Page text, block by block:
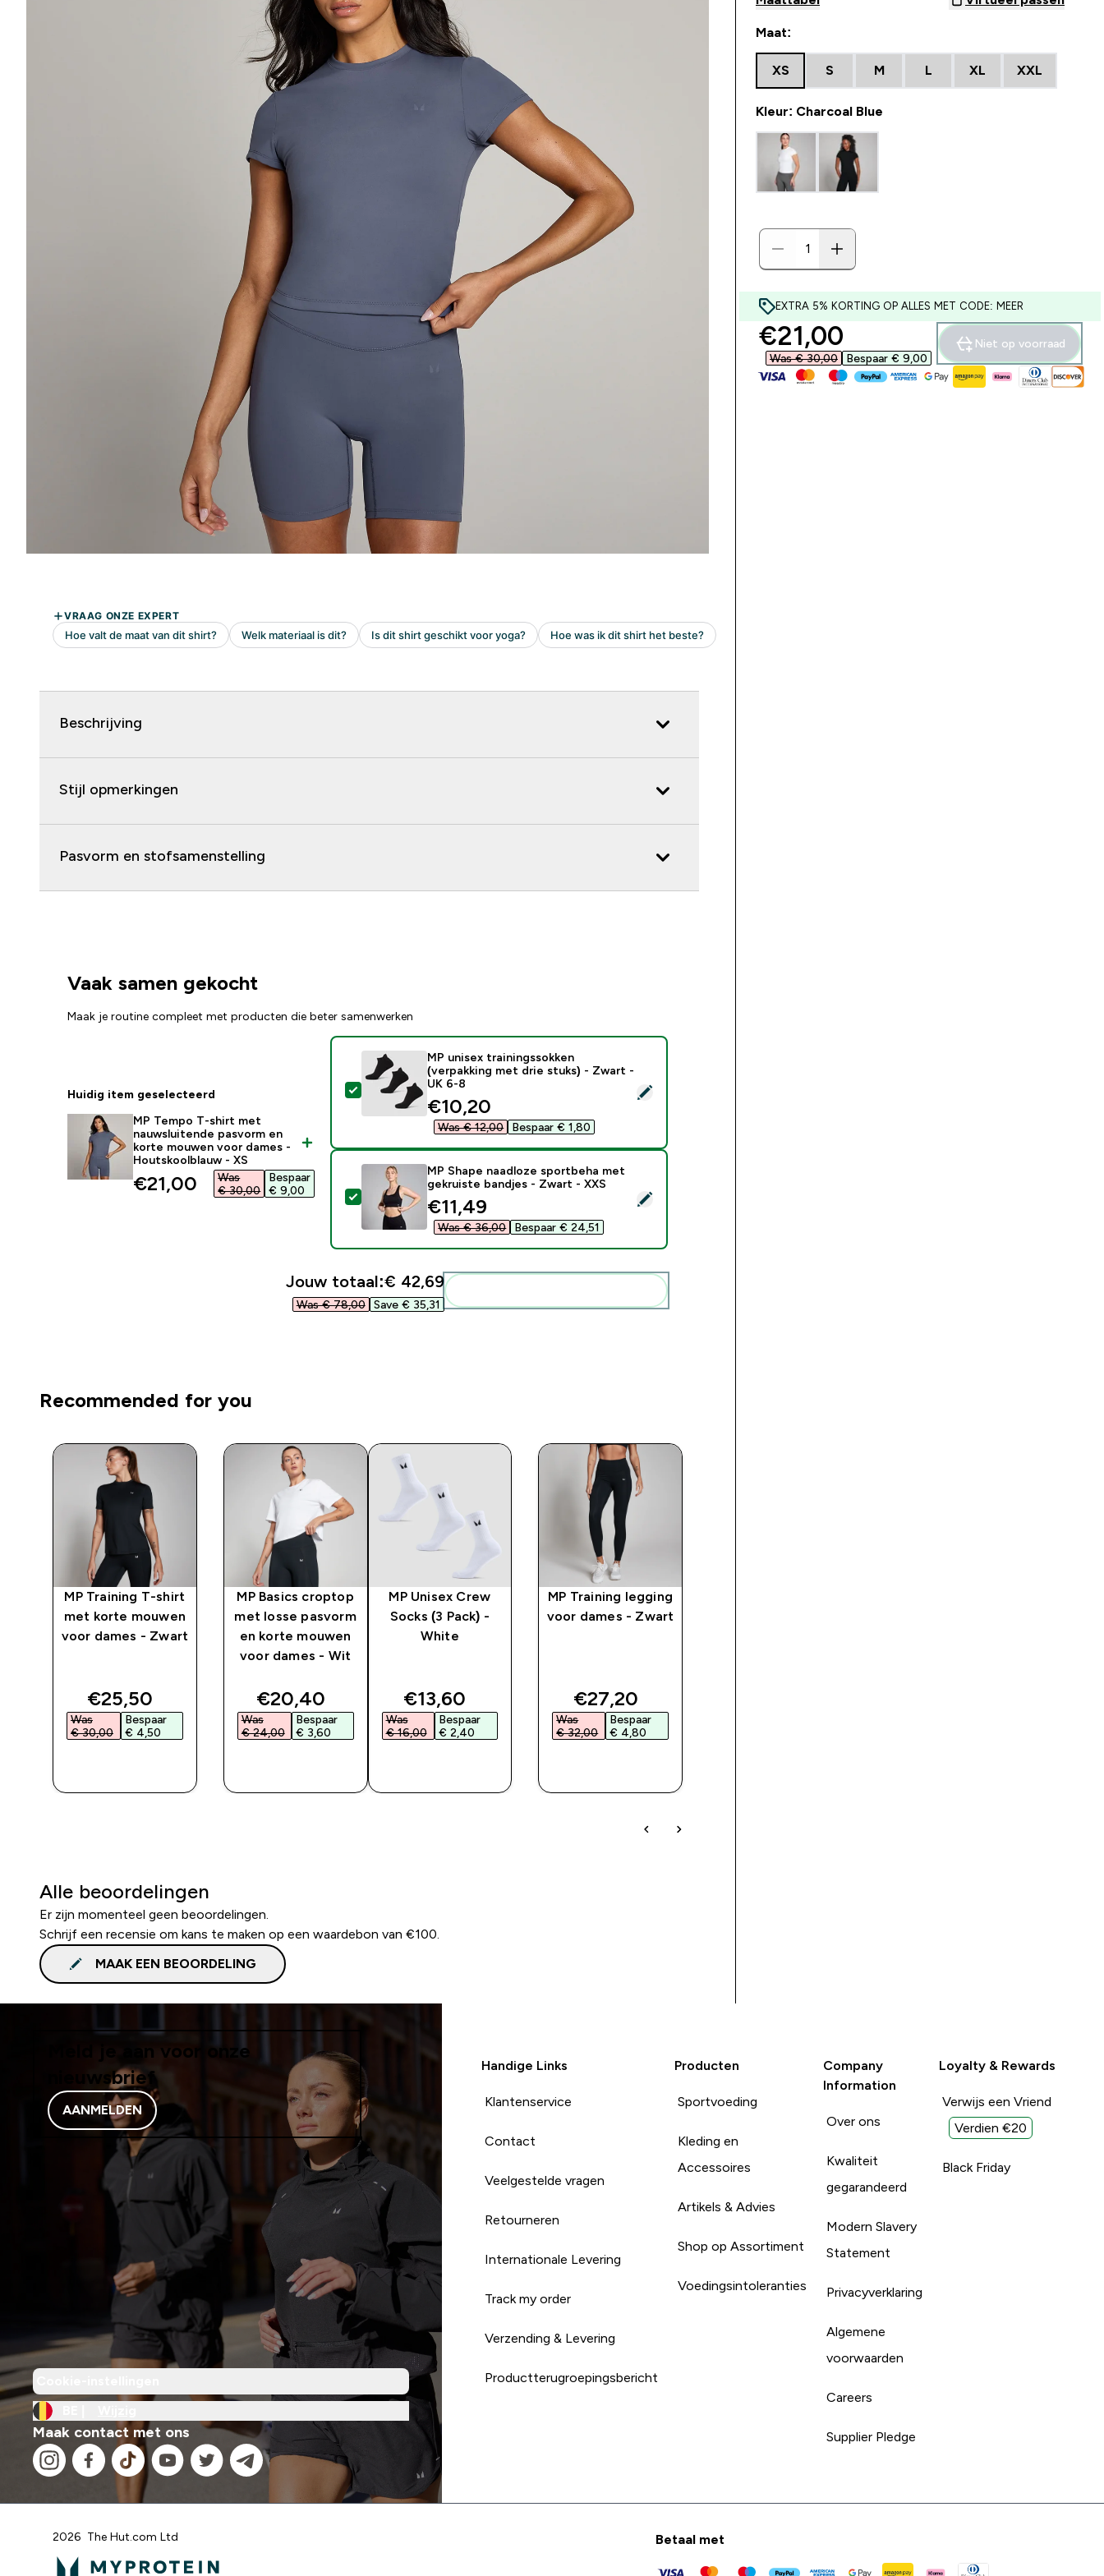
Beschrijving
Stijl opmerkingen
Pasvorm en stofsamenstelling
Vaak samen gekocht
Maak je routine compleet met producten die beter samenwerken
Huidig item geselecteerd
MP Tempo T-shirt met
nauwsluitende pasvorm en
korte mouwen voor dames -
Houtskoolblauw - XS
discounted price
€21,00‎
Was
€ 30,00‎
Bespaar
€ 9,00‎
Selecteer dit product - MP unisex trainingssokken (verpakking met drie stuks) - Zwart - UK 6-8
MP unisex trainingssokken
(verpakking met drie stuks) - Zwart -
UK 6-8
discounted price
€10,20‎
Was € 12,00‎ Bespaar € 1,80‎
Selecteer dit product - MP Shape naadloze sportbeha met gekruiste bandjes - Zwart - XXS
MP Shape naadloze sportbeha met
gekruiste bandjes - Zwart - XXS
discounted price
€11,49‎
Was € 36,00‎ Bespaar € 24,51‎
Jouw totaal:€ 42,69‎
Was € 78,00‎ Save € 35,31‎
Recommended for you
MP Training T-shirt
met korte mouwen
voor dames - Zwart
discounted price
€25,50‎
Was
€ 30,00‎
Bespaar
€ 4,50‎
MP Basics croptop
met losse pasvorm
en korte mouwen
voor dames - Wit
discounted price
€20,40‎
Was
€ 24,00‎
Bespaar
€ 3,60‎
MP Unisex Crew
Socks (3 Pack) -
White
discounted price
€13,60‎
Was
€ 16,00‎
Bespaar
€ 2,40‎
MP Training legging
voor dames - Zwart
discounted price
€27,20‎
Was
€ 32,00‎
Bespaar
€ 4,80‎
Alle beoordelingen
Er zijn momenteel geen beoordelingen.
Schrijf een recensie om kans te maken op een waardebon van €100.
MAAK EEN BEOORDELING
Maat:
XS S M L XL XXL
Kleur: Charcoal Blue
EXTRA 5% KORTING OP ALLES MET CODE: MEER
discounted price
€21,00‎
Was € 30,00‎ Bespaar € 9,00‎
Niet op voorraad
Meld je aan voor onze
nieuwsbrief
AANMELDEN
Maak contact met ons
Handige Links
Klantenservice
Contact
Veelgestelde vragen
Retourneren
Internationale Levering
Track my order
Verzending & Levering
Productterugroepingsbericht
Producten
Sportvoeding
Kleding en
Accessoires
Artikels & Advies
Shop op Assortiment
Voedingsintoleranties
Company
Information
Over ons
Kwaliteit
gegarandeerd
Modern Slavery
Statement
Privacyverklaring
Algemene
voorwaarden
Careers
Supplier Pledge
Loyalty & Rewards
Verwijs een Vriend
Verdien €20
Black Friday
2026 The Hut.com Ltd Betaal met